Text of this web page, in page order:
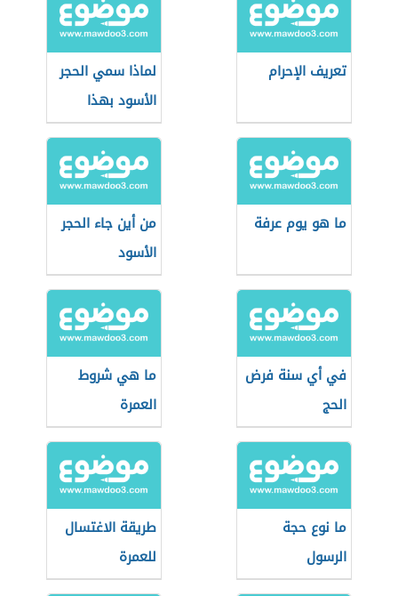
تعريف الإحرام
لماذا سمي الحجر
الأسود بهذا
الاسم
ما هو يوم عرفة
من أين جاء الحجر
الأسود
في أي سنة فرض
الحج
ما هي شروط
العمرة
ما نوع حجة
الرسول
طريقة الاغتسال
للعمرة